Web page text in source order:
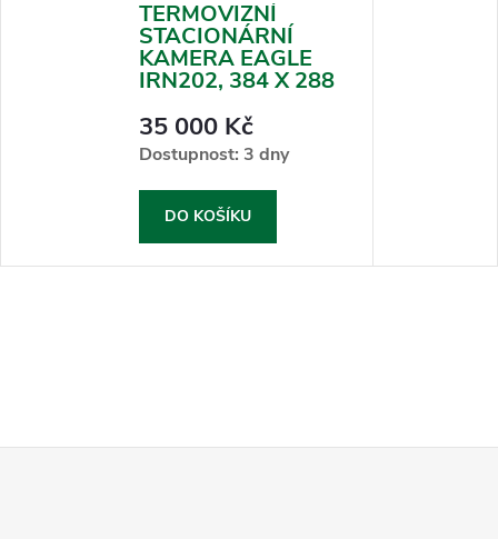
TERMOVIZNÍ
STACIONÁRNÍ
KAMERA EAGLE
IRN202, 384 X 288
35 000 Kč
Dostupnost: 3 dny
DO KOŠÍKU